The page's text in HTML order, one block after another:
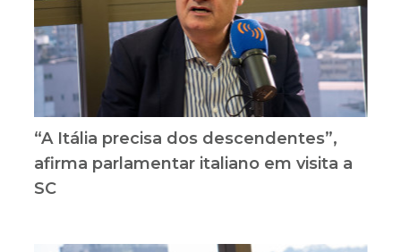
“A Itália precisa dos descendentes”,
afirma parlamentar italiano em visita a
SC